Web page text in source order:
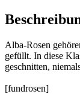
Alba-Rosen
gefüllt. In diese
geschnitten,
[fundrosen]